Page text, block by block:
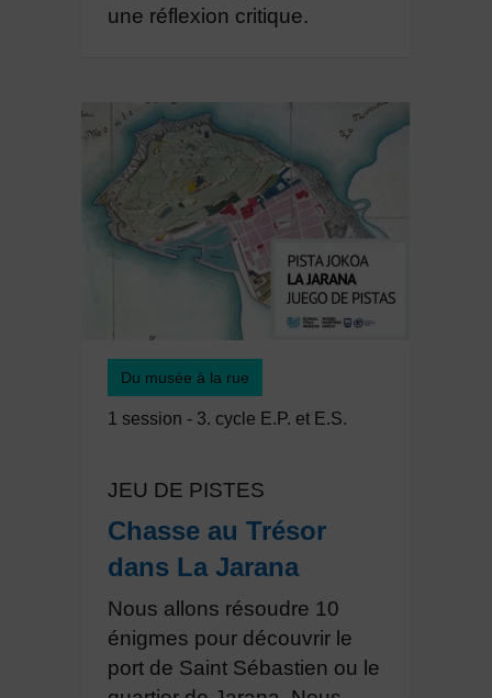
une réflexion critique.
Du musée à la rue
1 session - 3. cycle E.P. et E.S.
JEU DE PISTES
Chasse au Trésor
dans La Jarana
Nous allons résoudre 10
énigmes pour découvrir le
port de Saint Sébastien ou le